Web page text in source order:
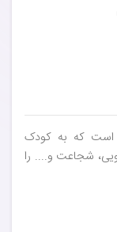
است که به کودک
شجاعت و.... را